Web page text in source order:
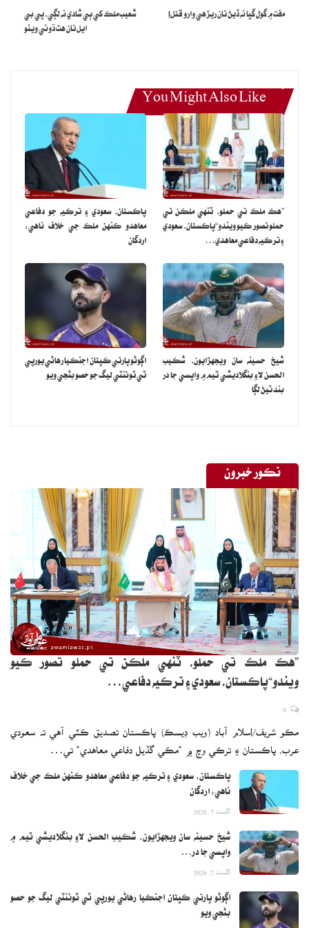
مفت ۾ گول گپا نه ڏيڻ تان ريڙهي وارو قتل!
شعيب ملڪ کي ٻي شادي نه لڳي، پي بي
ايل تان هٿ ڌوئي ويٺو
You Might Also Like
”هڪ ملڪ تي حملو، ٽنهي ملڪن تي
حملو تصور ڪيو ويندو“پاڪستان، سعودي
۽ ترڪيه دفاعي معاهدي…
پاڪستان، سعودي ۽ ترڪيه جو دفاعي
معاهدو ڪنهن ملڪ جي خلاف ناهي:
اردگان
شيخ حسينه سان ويجهڙايون، شڪيب
الحسن لاءِ بنگلاديشي ٽيم ۾ واپسي جا در
بند ٿيڻ لڳا
اڳوڻو ڀارتي ڪپتان اجنڪيا رهاڻي يورپي
ٽي ٽوئنٽي ليگ جو حصو بڻجي ويو
نڪور خبرون
”هڪ ملڪ تي حملو، ٽنهي ملڪن تي حملو تصور ڪيو
ويندو“پاڪستان، سعودي ۽ ترڪيه دفاعي…
مڪو شريف/اسلام آباد (ويب ڊيسڪ) پاڪستان تصديق ڪئي آهي ته سعودي
عرب، پاڪستان ۽ ترڪي وچ ۾ ”مڪي گڏيل دفاعي معاهدي“ تي…
پاڪستان، سعودي ۽ ترڪيه جو دفاعي معاهدو ڪنهن ملڪ جي خلاف
ناهي: اردگان
اگست 7, 2026
شيخ حسينه سان ويجهڙايون، شڪيب الحسن لاءِ بنگلاديشي ٽيم ۾
واپسي جا در…
اگست 7, 2026
اڳوڻو ڀارتي ڪپتان اجنڪيا رهاڻي يورپي ٽي ٽوئنٽي ليگ جو حصو
بڻجي ويو